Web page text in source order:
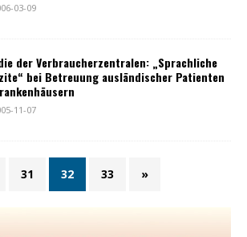
03-09
der Verbraucherzentralen: „Sprachliche
bei Betreuung ausländischer Patienten
11-07
31 32 33 »